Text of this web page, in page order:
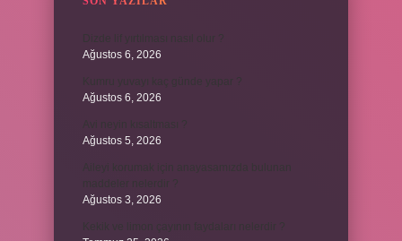
Ağustos 6, 2026
Kumru yuvayı kaç günde yapar ?
Ağustos 6, 2026
Ağustos 5, 2026
Ağustos 3, 2026